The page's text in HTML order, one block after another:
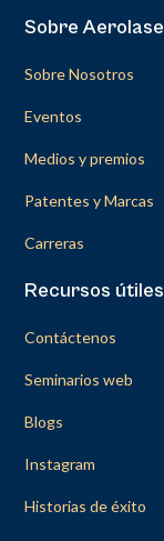
Sobre Aerolase
Sobre Nosotros
Eventos
Medios y premios
Patentes y Marcas
Carreras
Recursos útiles
Contáctenos
Seminarios web
Blogs
Instagram
Historias de éxito